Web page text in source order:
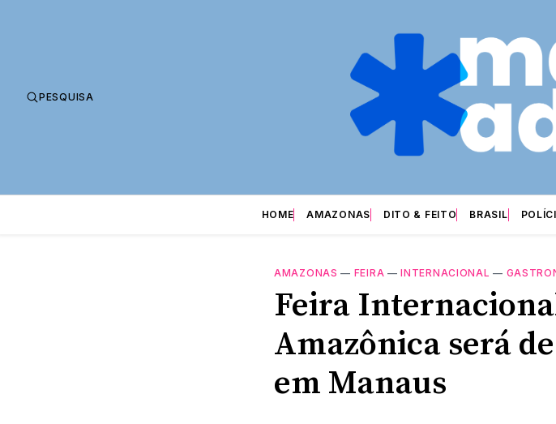
PESQUISA
HOME AMAZONAS DITO & FEITO BRASIL
AMAZONAS — FEIRA —INTERNACIONAL —
Feira
Amazônica será
em Manaus